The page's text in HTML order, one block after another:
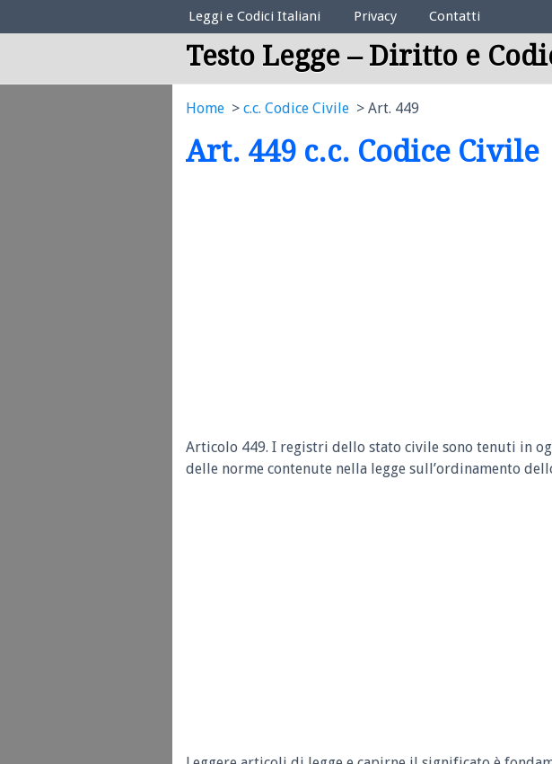
Elenco Codici Legali
Leggi e Codici Italiani Privacy Contatti
Testo Legge – Diritto e
Home c.c. Codice Civile Art. 449
Art. 449 c.c. Codice Civile
Articolo 449. I registri dello stato civile sono tenuti in
delle norme contenute nella legge sull’ordinamento